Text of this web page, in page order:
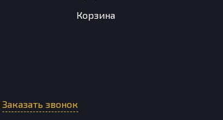
Корзина
Заказать звонок